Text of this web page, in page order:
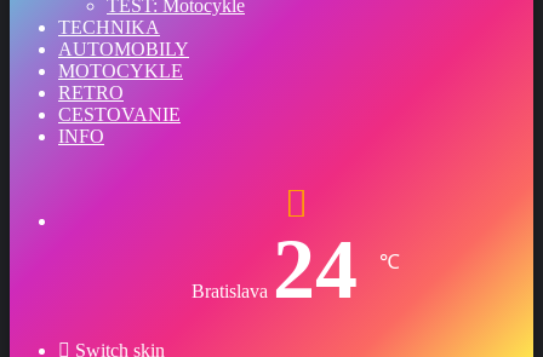
TEST: Motocykle
TECHNIKA
AUTOMOBILY
MOTOCYKLE
RETRO
CESTOVANIE
INFO
Bratislava 24 ℃
Switch skin